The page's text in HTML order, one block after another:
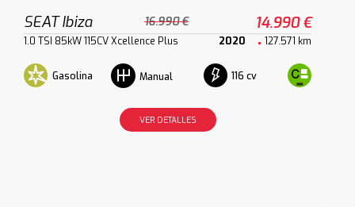
SEAT Ibiza 16.990 € 14.990 €
1.0 TSI 85kW 115CV Xcellence Plus 2020 127.571 km
Gasolina Manual 116 cv
VER DETALLES